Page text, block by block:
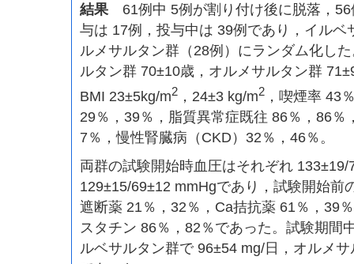
結果 61例中 5例が割り付け後に脱落，
与は 17例，投与中は 39例であり，イルベ
ルメサルタン群（28例）にランダム化し
ルタン群 70±10歳，オルメサルタン群
BMI 23±5kg/m2 ，24±3 kg/m2 ，喫煙率 43
29％，39％，脂質異常症既往 86％，86％
7％，慢性腎臓病（CKD）32％，46％。
両群の試験開始時血圧はそれぞれ 133±19/
129±15/69±12 mmHgであり，試験開始前
遮断薬 21％，32％，Ca拮抗薬 61％，39
スタチン 86％，82％であった。試験期間
ルベサルタン群で 96±54 mg/日，オルメ